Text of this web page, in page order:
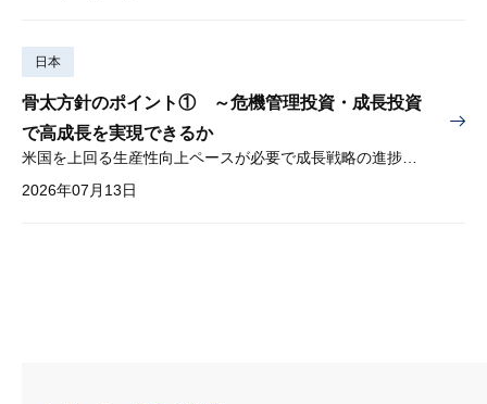
日本
骨太方針のポイント① ～危機管理投資・成長投資
で高成長を実現できるか
米国を上回る生産性向上ペースが必要で成長戦略の進捗管理も課題
2026年07月13日